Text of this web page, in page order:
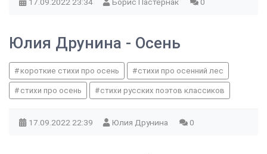
Юлия Друнина - Осень
короткие стихи про осень стихи про осенний лес
стихи про осень стихи русских поэтов классиков
17.09.2022 22:39 Юлия Друнина 0